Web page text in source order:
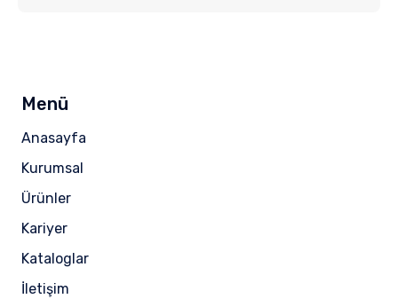
Menü
Anasayfa
Kurumsal
Ürünler
Kariyer
Kataloglar
İletişim